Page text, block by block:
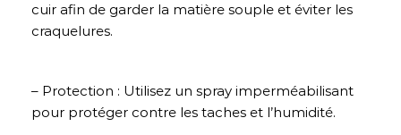
cuir afin de garder la matière souple et éviter les
craquelures.
– Protection : Utilisez un spray imperméabilisant
pour protéger contre les taches et l’humidité.